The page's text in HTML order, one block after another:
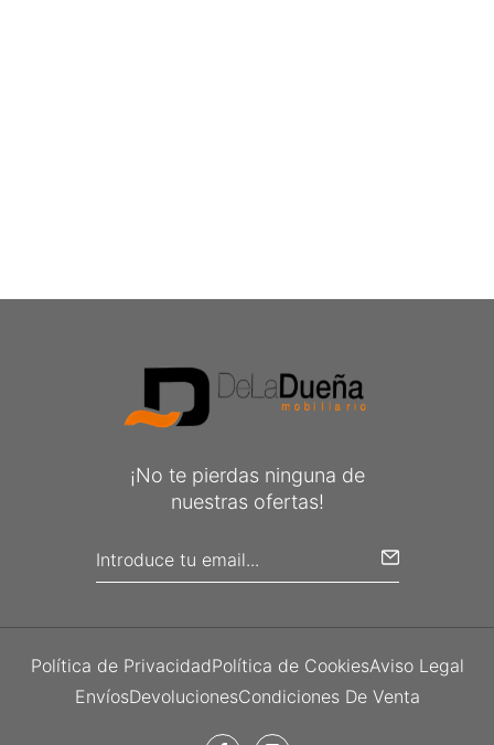
¡No te pierdas ninguna de
nuestras ofertas!
Política de PrivacidadPolítica de CookiesAviso Legal
EnvíosDevolucionesCondiciones De Venta